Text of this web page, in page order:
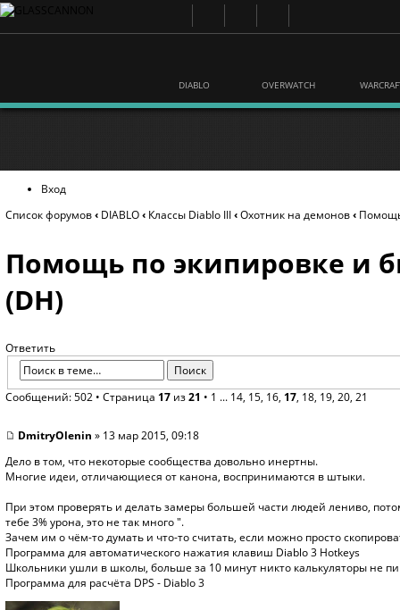
DIABLO OVERWATCH
Вход
Список форумов‹ DIABLO‹ Классы Diablo III‹Охотник на демонов‹
Помощь по экипировке и
(DH)
Ответить
Сообщений: 502 • Страница 17 из21 • 1 ... 14, 15, 16, 17, 18, 19, 20, 21
DmitryOlenin » 13 мар 2015, 09:18
Дело в том, что некоторые сообщества довольно инертны.
Многие идеи, отличающиеся от канона, воспринимаются в штыки.
При этом проверять и делать замеры большей части людей лениво,
тебе 3% урона, это не так много ".
Зачем им о чём-то думать и что-то считать, если можно просто
Программа для автоматического нажатия клавиш Diablo 3 Hotkeys
Школьники ушли в школы, больше за 10 минут никто калькуляторы не
Программа для расчёта DPS - Diablo 3